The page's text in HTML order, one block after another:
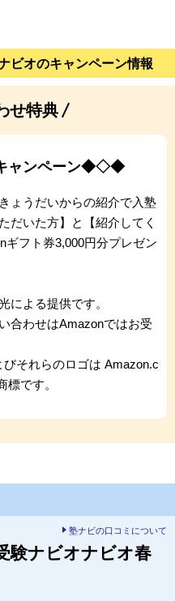
オのキャンペーン情報
せ特典
ャンペーン◆◇◆
ょうだいからの紹介で入塾
だいた方】と【紹介してく
フト券3,000円分プレゼン
による提供です。
合わせはAmazonではお受
それらのロゴは Amazon.c
です。
塾ナビの口コミについて
験ナビオナビオ春